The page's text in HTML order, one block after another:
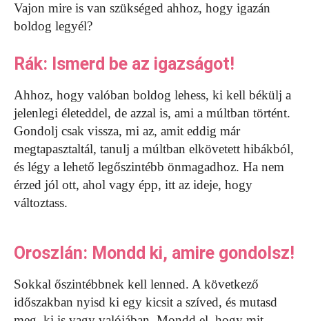
Vajon mire is van szükséged ahhoz, hogy igazán
boldog legyél?
Rák: Ismerd be az igazságot!
Ahhoz, hogy valóban boldog lehess, ki kell békülj a
jelenlegi életeddel, de azzal is, ami a múltban történt.
Gondolj csak vissza, mi az, amit eddig már
megtapasztaltál, tanulj a múltban elkövetett hibákból,
és légy a lehető legőszintébb önmagadhoz. Ha nem
érzed jól ott, ahol vagy épp, itt az ideje, hogy
változtass.
Oroszlán: Mondd ki, amire gondolsz!
Sokkal őszintébbnek kell lenned. A következő
időszakban nyisd ki egy kicsit a szíved, és mutasd